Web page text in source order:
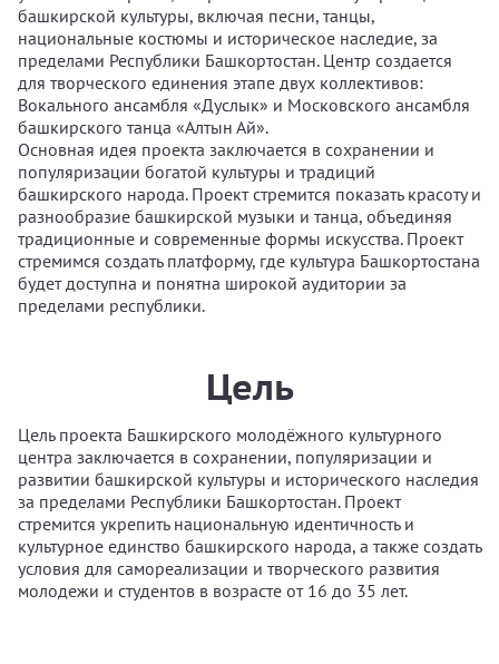
башкирской культуры, включая песни, танцы,
национальные костюмы и историческое наследие, за
пределами Республики Башкортостан. Центр создается
для творческого единения этапе двух коллективов:
Вокального ансамбля «Дуслык» и Московского ансамбля
башкирского танца «Алтын Ай».
Основная идея проекта заключается в сохранении и
популяризации богатой культуры и традиций
башкирского народа. Проект стремится показать красоту и
разнообразие башкирской музыки и танца, объединяя
традиционные и современные формы искусства. Проект
стремимся создать платформу, где культура Башкортостана
будет доступна и понятна широкой аудитории за
пределами республики.
Цель
Цель проекта Башкирского молодёжного культурного
центра заключается в сохранении, популяризации и
развитии башкирской культуры и исторического наследия
за пределами Республики Башкортостан. Проект
стремится укрепить национальную идентичность и
культурное единство башкирского народа, а также создать
условия для самореализации и творческого развития
молодежи и студентов в возрасте от 16 до 35 лет.